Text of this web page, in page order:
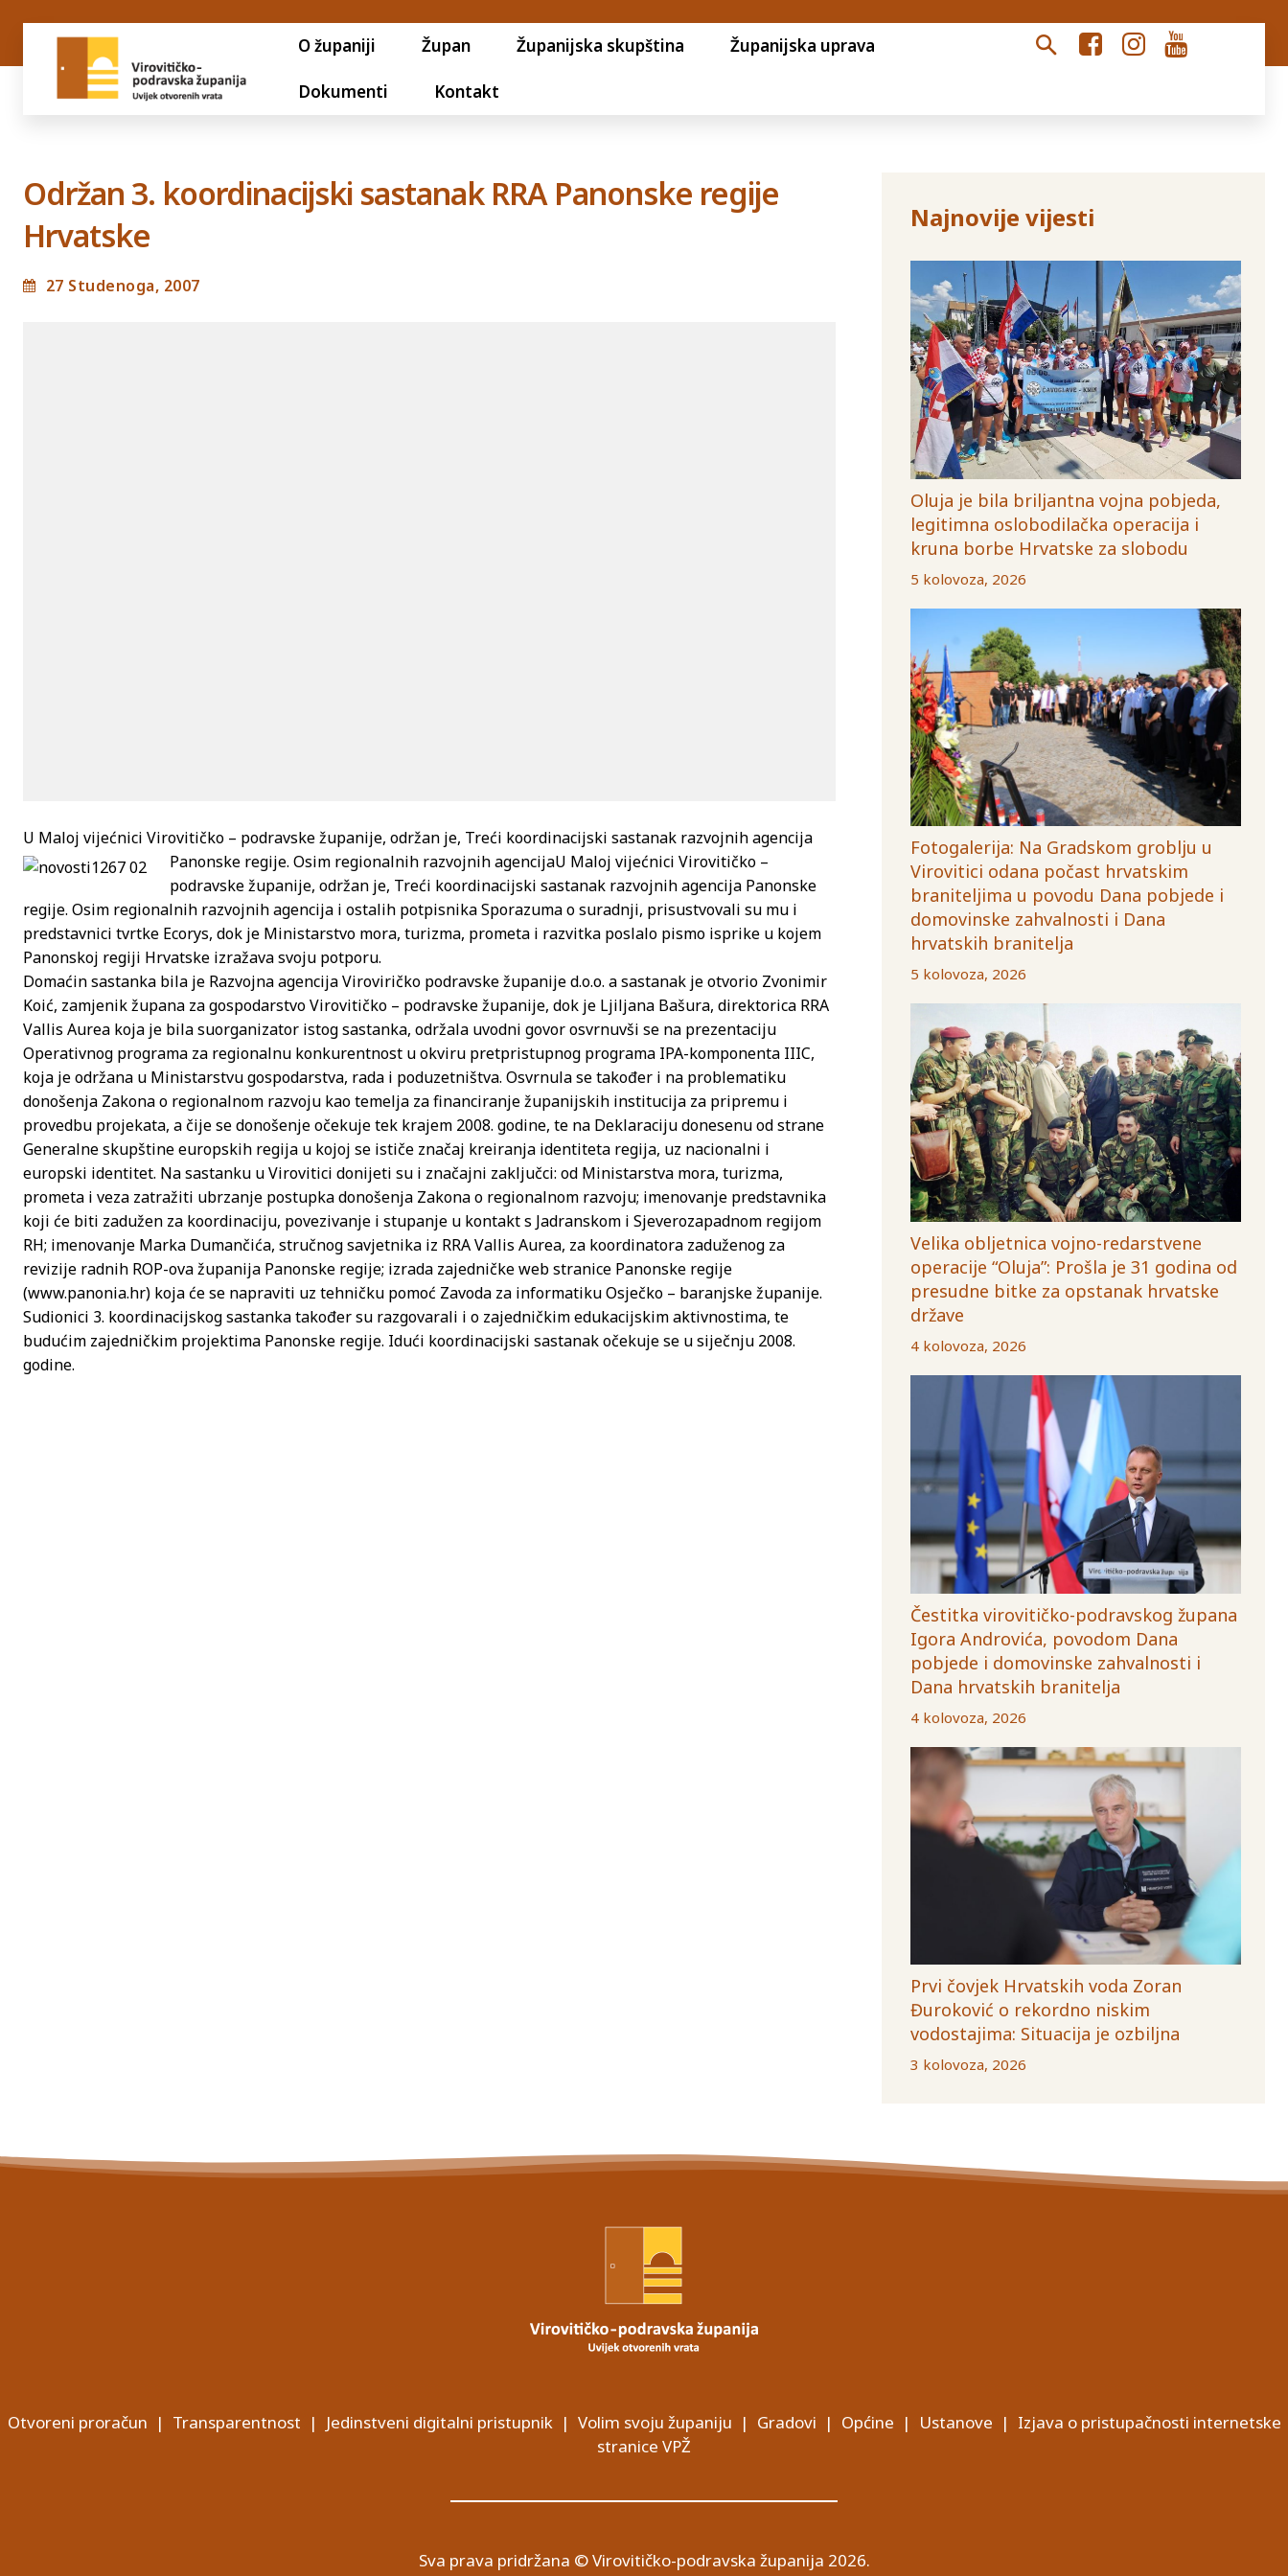
O županiji Župan Županijska skupština Županijska uprava
Dokumenti Kontakt
Održan 3. koordinacijski sastanak RRA Panonske regije
Hrvatske
27 Studenoga, 2007
U Maloj vijećnici Virovitičko – podravske županije, održan je, Treći koordinacijski sastanak razvojnih agencija
Panonske regije. Osim regionalnih razvojnih agencijaU Maloj vijećnici Virovitičko –
podravske županije, održan je, Treći koordinacijski sastanak razvojnih agencija Panonske
regije. Osim regionalnih razvojnih agencija i ostalih potpisnika Sporazuma o suradnji, prisustvovali su mu i
predstavnici tvrtke Ecorys, dok je Ministarstvo mora, turizma, prometa i razvitka poslalo pismo isprike u kojem
Panonskoj regiji Hrvatske izražava svoju potporu.
Domaćin sastanka bila je Razvojna agencija Viroviričko podravske županije d.o.o. a sastanak je otvorio Zvonimir
Koić, zamjenik župana za gospodarstvo Virovitičko – podravske županije, dok je Ljiljana Bašura, direktorica RRA
Vallis Aurea koja je bila suorganizator istog sastanka, održala uvodni govor osvrnuvši se na prezentaciju
Operativnog programa za regionalnu konkurentnost u okviru pretpristupnog programa IPA-komponenta IIIC,
koja je održana u Ministarstvu gospodarstva, rada i poduzetništva. Osvrnula se također i na problematiku
donošenja Zakona o regionalnom razvoju kao temelja za financiranje županijskih institucija za pripremu i
provedbu projekata, a čije se donošenje očekuje tek krajem 2008. godine, te na Deklaraciju donesenu od strane
Generalne skupštine europskih regija u kojoj se ističe značaj kreiranja identiteta regija, uz nacionalni i
europski identitet. Na sastanku u Virovitici donijeti su i značajni zaključci: od Ministarstva mora, turizma,
prometa i veza zatražiti ubrzanje postupka donošenja Zakona o regionalnom razvoju; imenovanje predstavnika
koji će biti zadužen za koordinaciju, povezivanje i stupanje u kontakt s Jadranskom i Sjeverozapadnom regijom
RH; imenovanje Marka Dumančića, stručnog savjetnika iz RRA Vallis Aurea, za koordinatora zaduženog za
revizije radnih ROP-ova županija Panonske regije; izrada zajedničke web stranice Panonske regije
(www.panonia.hr) koja će se napraviti uz tehničku pomoć Zavoda za informatiku Osječko – baranjske županije.
Sudionici 3. koordinacijskog sastanka također su razgovarali i o zajedničkim edukacijskim aktivnostima, te
budućim zajedničkim projektima Panonske regije. Idući koordinacijski sastanak očekuje se u siječnju 2008.
godine.
Najnovije vijesti
Oluja je bila briljantna vojna pobjeda,
legitimna oslobodilačka operacija i
kruna borbe Hrvatske za slobodu
5 kolovoza, 2026
Fotogalerija: Na Gradskom groblju u
Virovitici odana počast hrvatskim
braniteljima u povodu Dana pobjede i
domovinske zahvalnosti i Dana
hrvatskih branitelja
5 kolovoza, 2026
Velika obljetnica vojno-redarstvene
operacije “Oluja”: Prošla je 31 godina od
presudne bitke za opstanak hrvatske
države
4 kolovoza, 2026
Čestitka virovitičko-podravskog župana
Igora Androvića, povodom Dana
pobjede i domovinske zahvalnosti i
Dana hrvatskih branitelja
4 kolovoza, 2026
Prvi čovjek Hrvatskih voda Zoran
Đuroković o rekordno niskim
vodostajima: Situacija je ozbiljna
3 kolovoza, 2026
Otvoreni proračun | Transparentnost | Jedinstveni digitalni pristupnik| Volim svoju županiju | Gradovi | Općine | Ustanove | Izjava o pristupačnosti internetske
stranice VPŽ
Sva prava pridržana © Virovitičko-podravska županija 2026.